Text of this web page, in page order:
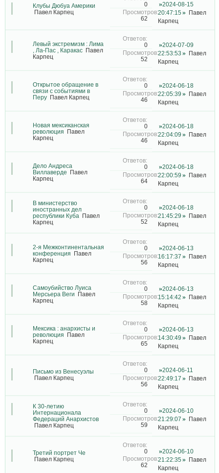
Клубы Дюбуа Америки
Павел Карпец
0
62
2024-08-15
20:47:15
Павел
Карпец
Левый экстремизм : Лима
, Ла-Пас , Каракас Павел
Карпец
0
52
2024-07-09
22:53:53
Павел
Карпец
Открытое обращение в
связи с событиями в
Перу Павел Карпец
0
46
2024-06-18
22:05:39
Павел
Карпец
Новая мексиканская
революция
Павел
Карпец
0
46
2024-06-18
22:04:09
Павел
Карпец
Дело Андреса
Виллаверде
Павел
Карпец
0
64
2024-06-18
22:00:59
Павел
Карпец
В министерство
иностранных дел
республики Куба
Павел
Карпец
0
52
2024-06-18
21:45:29
Павел
Карпец
2-я Межконтинентальная
конференция
Павел
Карпец
0
56
2024-06-13
16:17:37
Павел
Карпец
Самоубийство Луиса
Мерсьера Веги
Павел
Карпец
0
58
2024-06-13
15:14:42
Павел
Карпец
Мексика : анархисты и
революция
Павел
Карпец
0
65
2024-06-13
14:30:49
Павел
Карпец
Письмо из Венесуэлы
Павел Карпец
0
56
2024-06-11
22:49:17
Павел
Карпец
К 30-летию
Интернационала
Федераций Анархистов
Павел Карпец
0
59
2024-06-10
21:29:07
Павел
Карпец
Третий портрет Че
Павел Карпец
0
62
2024-06-10
21:22:35
Павел
Карпец